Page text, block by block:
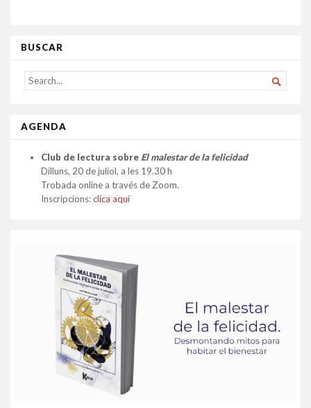
BUSCAR
SEARCH
FOR...

AGENDA
Club de lectura sobre El malestar de la felicidad
Dilluns, 20 de juliol, a les 19.30 h
Trobada online a través de Zoom.
Inscripcions:clica aquí